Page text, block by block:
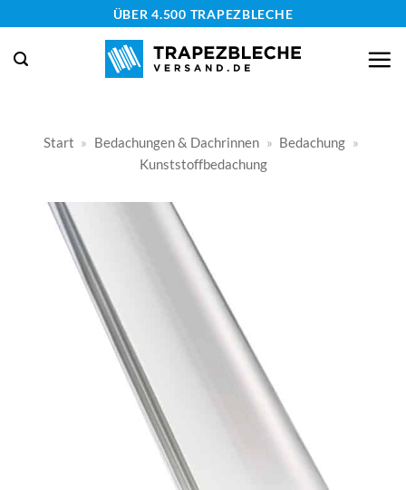
springen
ÜBER 4.500 TRAPEZBLECHE
Start » Bedachungen & Dachrinnen » Bedachung »
Kunststoffbedachung